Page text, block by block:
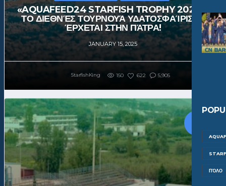
ΠΌΛΟ
«AQUAFEED24 STARFISH TROPHY 2025» |
ΤΟ ΔΙΕΘΝΈΣ ΤΟΥΡΝΟΥΆ ΥΔΑΤΟΣΦΑΊΡΙΣΗΣ
ΈΡΧΕΤΑΙ ΣΤΗΝ ΠΆΤΡΑ!
JANUARY 15, 2025
StarfishKing 150 622 5,905